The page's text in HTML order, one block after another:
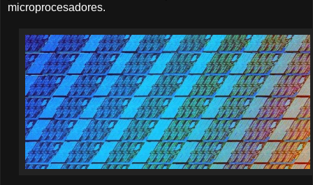
microprocesadores.